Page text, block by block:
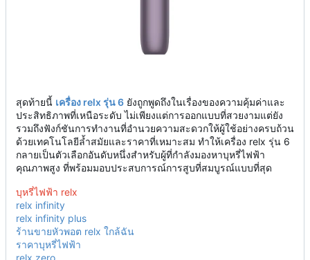
สุดท้ายนี้ เครื่อง relx รุ่น 6 ยังถูกพูดถึงในเรื่องของความคุ้มค่าและ
ประสิทธิภาพที่เหนือระดับ ไม่เพียงแต่การออกแบบที่สวยงามแต่ยัง
รวมถึงฟังก์ชันการทำงานที่อำนวยความสะดวกให้ผู้ใช้อย่างครบถ้วน
ด้วยเทคโนโลยีล้ำสมัยและราคาที่เหมาะสม ทำให้เครื่อง relx รุ่น 6
กลายเป็นตัวเลือกอันดับหนึ่งสำหรับผู้ที่กำลังมองหาบุหรี่ไฟฟ้า
คุณภาพสูง ที่พร้อมมอบประสบการณ์การสูบที่สมบูรณ์แบบที่สุด
บุหรี่ไฟฟ้า relx
relx infinity
relx infinity plus
ร้านขายหัวพอต relx ใกล้ฉัน
ราคาบุหรี่ไฟฟ้า
relx zero